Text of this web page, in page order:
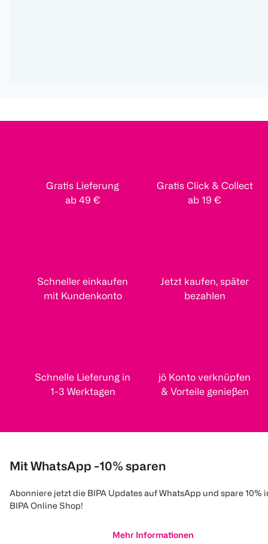
Gratis Lieferung
ab 49 €
Gratis Click & Collect
ab 19 €
Schneller einkaufen
mit Kundenkonto
Jetzt kaufen, später
bezahlen
Schnelle Lieferung in
1-3 Werktagen
jö Konto verknüpfen
& Vorteile genießen
Mit WhatsApp -10% sparen
Abonniere jetzt die BIPA Updates auf WhatsApp und spare 10%
BIPA Online Shop!
Mehr Informationen